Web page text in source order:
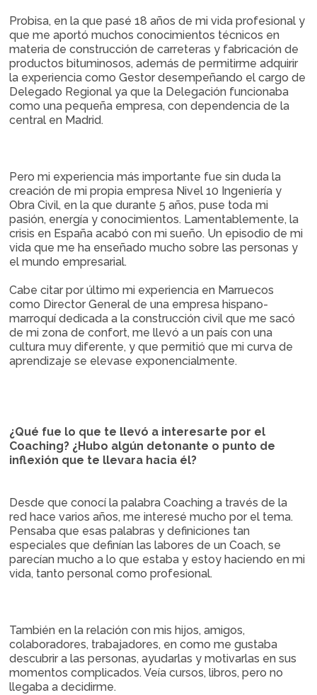
Probisa, en la que pasé 18 años de mi vida profesional y
que me aportó muchos conocimientos técnicos en
materia de construcción de carreteras y fabricación de
productos bituminosos, además de permitirme adquirir
la experiencia como Gestor desempeñando el cargo de
Delegado Regional ya que la Delegación funcionaba
como una pequeña empresa, con dependencia de la
central en Madrid.
Pero mi experiencia más importante fue sin duda la
creación de mi propia empresa Nivel 10 Ingeniería y
Obra Civil, en la que durante 5 años, puse toda mi
pasión, energía y conocimientos. Lamentablemente, la
crisis en España acabó con mi sueño. Un episodio de mi
vida que me ha enseñado mucho sobre las personas y
el mundo empresarial.
Cabe citar por último mi experiencia en Marruecos
como Director General de una empresa hispano-
marroquí dedicada a la construcción civil que me sacó
de mi zona de confort, me llevó a un país con una
cultura muy diferente, y que permitió que mi curva de
aprendizaje se elevase exponencialmente.
¿Qué fue lo que te llevó a interesarte por el
Coaching? ¿Hubo algún detonante o punto de
inflexión que te llevara hacia él?
Desde que conocí la palabra Coaching a través de la
red hace varios años, me interesé mucho por el tema.
Pensaba que esas palabras y definiciones tan
especiales que definían las labores de un Coach, se
parecían mucho a lo que estaba y estoy haciendo en mi
vida, tanto personal como profesional.
También en la relación con mis hijos, amigos,
colaboradores, trabajadores, en como me gustaba
descubrir a las personas, ayudarlas y motivarlas en sus
momentos complicados. Veía cursos, libros, pero no
llegaba a decidirme.